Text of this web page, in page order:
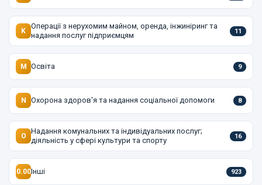
K
Операції з нерухомим майном, оренда, інжиніринг та
надання послуг підприємцям
11
M Освіта 9
N Охорона здоров'я та надання соціальної допомоги 8
O
Надання комунальних та індивідуальних послуг;
діяльність у сфері культури та спорту
16
0.00Інші 923